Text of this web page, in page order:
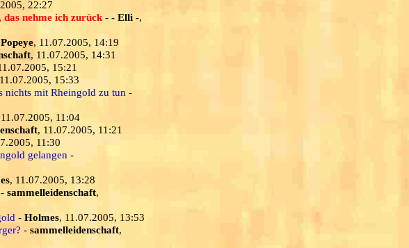
22:27
nehme ich zurück - - Elli -,
Popeye, 11.07.2005, 14:19
, 11.07.2005, 14:31
15:21
15:33
nichts mit Rheingold zu tun -
11:04
, 11.07.2005, 11:21
11:30
gelangen -
, 11.07.2005, 13:28
- sammelleidenschaft,
- Holmes, 11.07.2005, 13:53
- sammelleidenschaft,